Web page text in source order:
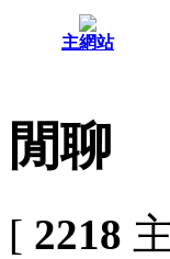
主網站
閒聊
[ 2218